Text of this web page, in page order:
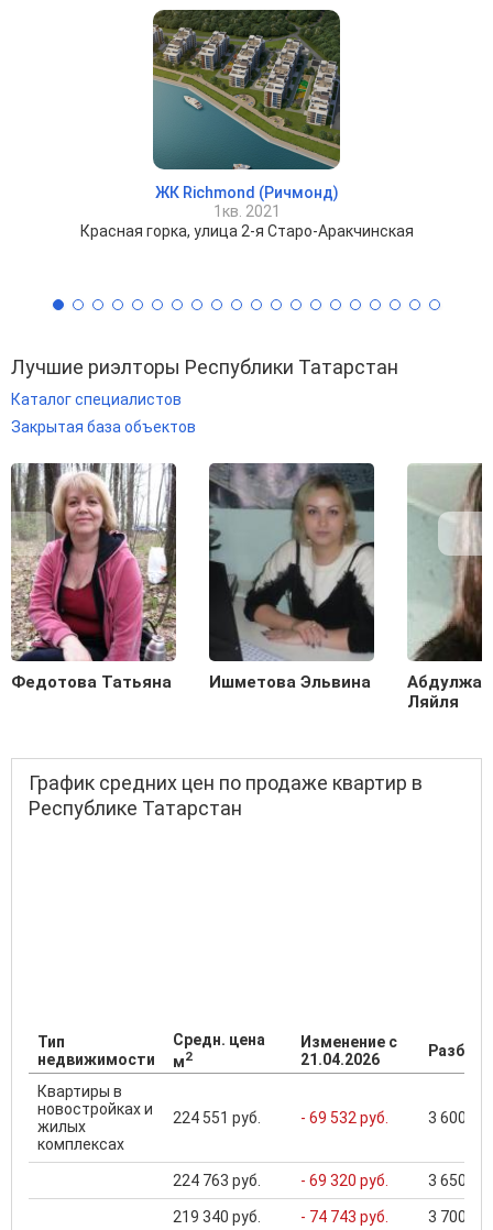
ЖК Richmond (Ричмонд)
1кв. 2021
Красная горка, улица 2-я Старо-Аракчинская
Лучшие риэлторы Республики Татарстан
Каталог специалистов
Закрытая база объектов
Федотова Татьяна Ишметова Эльвина
Ляйля
График средних цен по продаже квартир в
Республике Татарстан
Тип
недвижимости
Средн. цена
м2
Изменение с
21.04.2026
Квартиры в
новостройках и
жилых
комплексах
224 551 руб. - 69 532 руб. 3 600
224 763 руб. - 69 320 руб. 3 650
219 340 руб. - 74 743 руб. 3 700